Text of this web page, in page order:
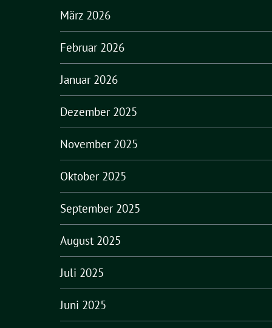
März 2026
Februar 2026
Januar 2026
Dezember 2025
November 2025
Oktober 2025
September 2025
August 2025
Juli 2025
Juni 2025